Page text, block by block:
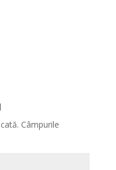
Câmpurile